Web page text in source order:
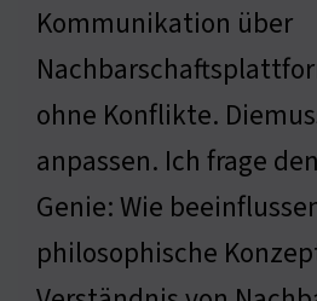
Kommunikation über
ohne Konflikte.
anpassen. Ich frage
Genie: Wie
philosophische